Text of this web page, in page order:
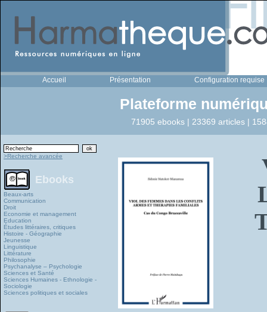
Accueil Présentation Configuration requise
Plateforme
71905 ebooks | 23369 articles |
>Recherche avancée
Ebooks
Beaux-arts
Communication
Droit
Economie et management
Education
Études littéraires, critiques
Histoire - Géographie
Jeunesse
Linguistique
Littérature
Philosophie
Psychanalyse – Psychologie
Sciences et Santé
Sciences Humaines - Ethnologie -
Sociologie
Sciences politiques et sociales